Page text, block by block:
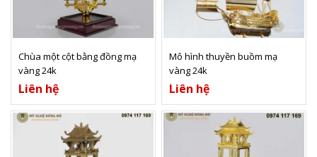
Xem thêm
Chùa một cột bằng đồng mạ
vàng 24k
Liên hệ
Xem thêm
Mô hình thuyền buồm mạ
vàng 24k
Liên hệ